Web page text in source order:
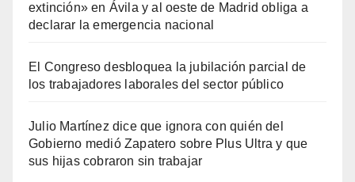
extinción» en Ávila y al oeste de Madrid obliga a
declarar la emergencia nacional
El Congreso desbloquea la jubilación parcial de
los trabajadores laborales del sector público
Julio Martínez dice que ignora con quién del
Gobierno medió Zapatero sobre Plus Ultra y que
sus hijas cobraron sin trabajar